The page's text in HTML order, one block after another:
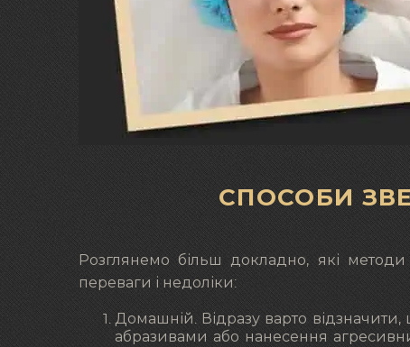
СПОСОБИ
Розглянемо більш докладно, які
переваги і недоліки:
Домашній. Відразу варто
абразивами або нанесення